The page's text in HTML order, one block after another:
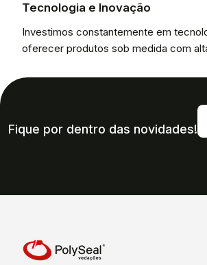
Tecnologia e Inovação
Investimos constantemente em
oferecer produtos sob medida com
Fique por dentro das novidades!